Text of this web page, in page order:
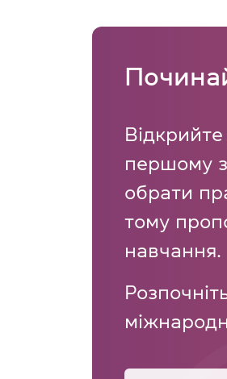
першому
обрати
тому
навчання.